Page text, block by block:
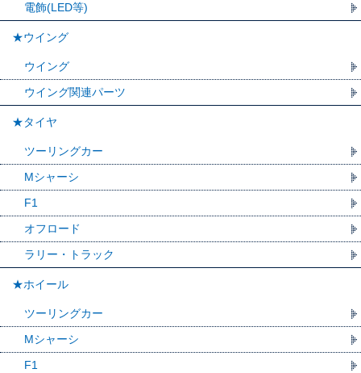
電飾(LED等)
★ウイング
ウイング
ウイング関連パーツ
★タイヤ
ツーリングカー
Mシャーシ
F1
オフロード
ラリー・トラック
★ホイール
ツーリングカー
Mシャーシ
F1